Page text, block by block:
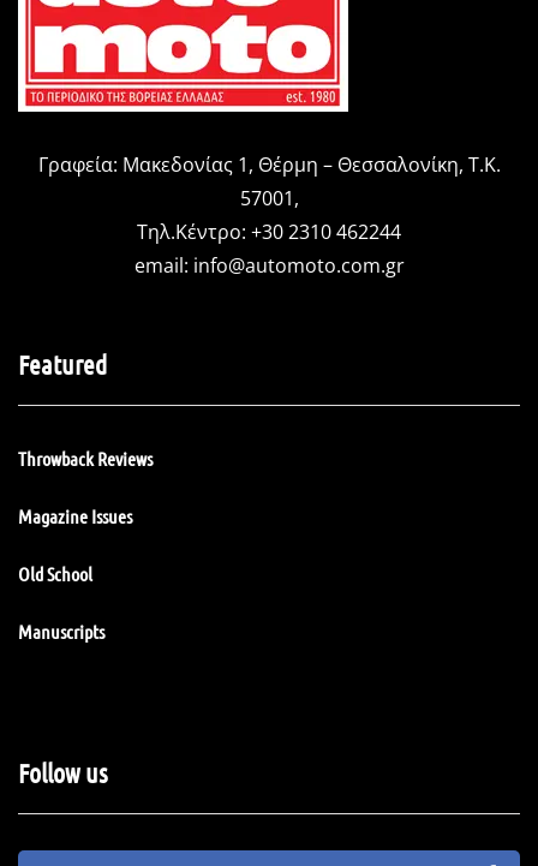
Γραφεία: Μακεδονίας 1, Θέρμη – Θεσσαλονίκη, Τ.Κ.
57001,
Τηλ.Κέντρο: +30 2310 462244
email: info@automoto.com.gr
Featured
Throwback Reviews
Magazine Issues
Old School
Manuscripts
Follow us